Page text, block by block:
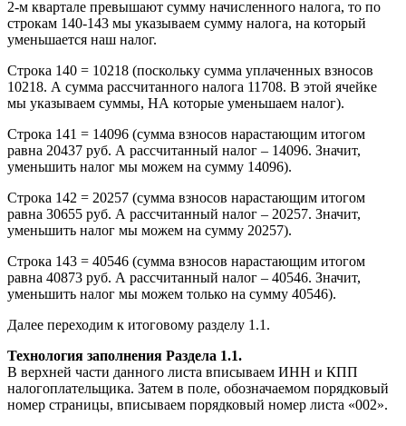
2-м квартале превышают сумму начисленного налога, то по
строкам 140-143 мы указываем сумму налога, на который
уменьшается наш налог.
Строка 140 = 10218 (поскольку сумма уплаченных взносов
10218. А сумма рассчитанного налога 11708. В этой ячейке
мы указываем суммы, НА которые уменьшаем налог).
Строка 141 = 14096 (сумма взносов нарастающим итогом
равна 20437 руб. А рассчитанный налог – 14096. Значит,
уменьшить налог мы можем на сумму 14096).
Строка 142 = 20257 (сумма взносов нарастающим итогом
равна 30655 руб. А рассчитанный налог – 20257. Значит,
уменьшить налог мы можем на сумму 20257).
Строка 143 = 40546 (сумма взносов нарастающим итогом
равна 40873 руб. А рассчитанный налог – 40546. Значит,
уменьшить налог мы можем только на сумму 40546).
Далее переходим к итоговому разделу 1.1.
Технология заполнения Раздела 1.1.
В верхней части данного листа вписываем ИНН и КПП
налогоплательщика. Затем в поле, обозначаемом порядковый
номер страницы, вписываем порядковый номер листа «002».